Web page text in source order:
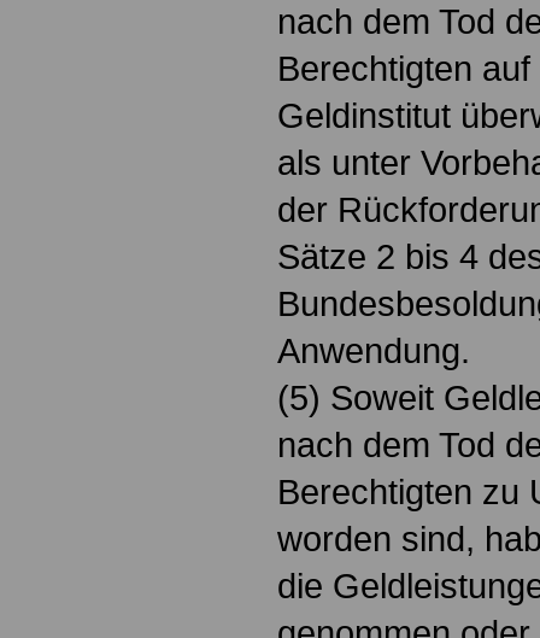
nach dem Tod
Berechtigten
Geldinstitut
als unter
der
Sätze 2 bis 4
Anwendung.
(5) Soweit
nach dem Tod
Berechtigten zu
worden sind,
die